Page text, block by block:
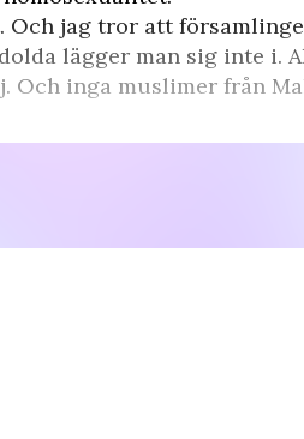
Och jag tror att
lägger man sig inte i.
Och inga muslimer från